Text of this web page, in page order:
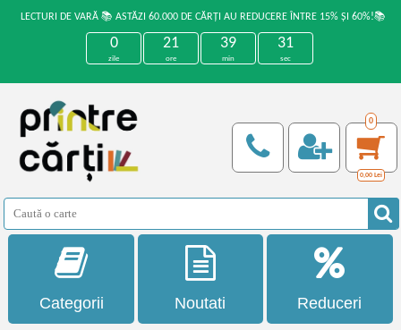
LECTURI DE VARĂ 📚 ASTĂZI 60.000 DE CĂRȚI AU REDUCERE ÎNTRE 15% ȘI 60%!📚
0
zile
21
ore
39
min
31
sec
0
0,00 Lei
Categorii Noutati Reduceri